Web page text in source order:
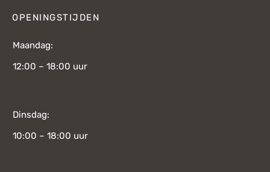
OPENINGSTIJDEN
Maandag:
12:00 – 18:00 uur
Dinsdag:
10:00 – 18:00 uur